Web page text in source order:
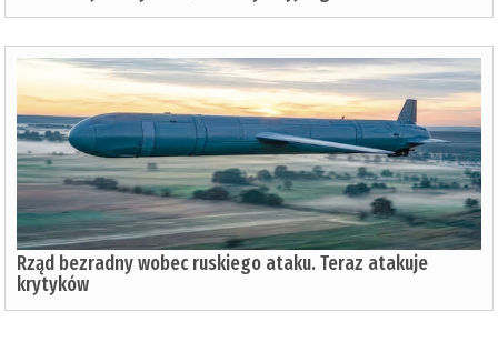
Rząd bezradny wobec ruskiego ataku. Teraz atakuje
krytyków